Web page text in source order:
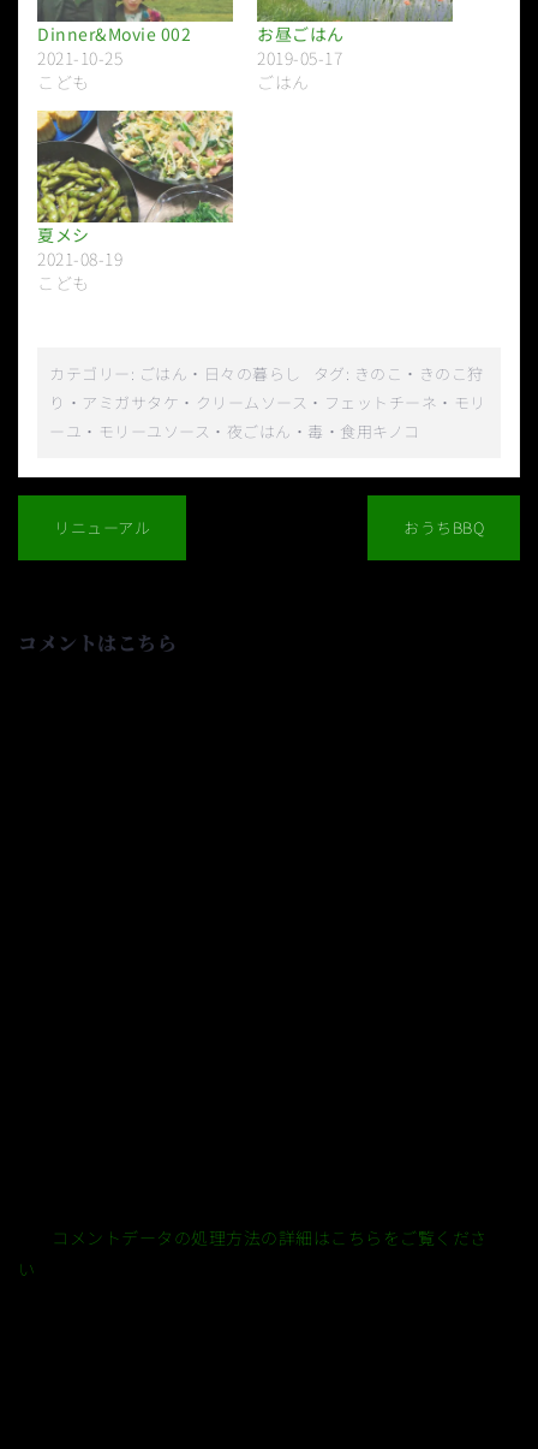
Dinner&Movie 002
2021-10-25
こども
お昼ごはん
2019-05-17
ごはん
夏メシ
2021-08-19
こども
カテゴリー: ごはん ・ 日々の暮らし タグ: きのこ ・ きのこ狩
り ・ アミガサタケ ・ クリームソース ・ フェットチーネ ・ モリ
ーユ ・ モリーユソース ・ 夜ごはん ・ 毒 ・ 食用キノコ
投
シ
リニューアル おうちBBQ
コメントはこちら
コメントデータの処理方法の詳細はこちらをご覧くださ
い